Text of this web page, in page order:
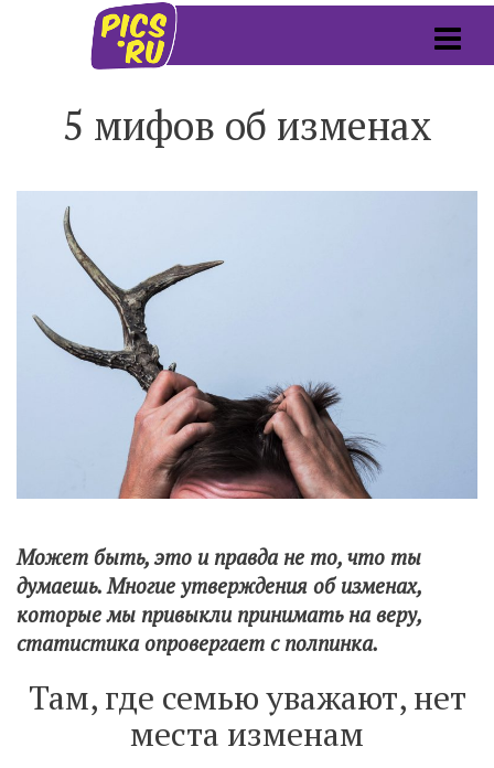
5 мифов об изменах
Может быть, это и правда не то, что ты
думаешь. Многие утверждения об изменах,
которые мы привыкли принимать на веру,
статистика опровергает с полпинка.
Там, где семью уважают, нет
места изменам